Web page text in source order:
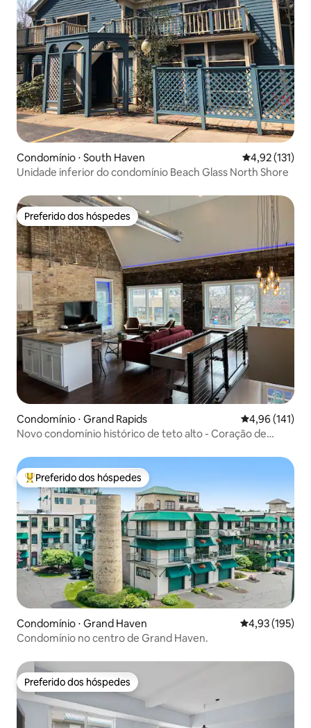
Condomínio ⋅ South Haven 4,92 de uma
4,92 (131)
Unidade inferior do condomínio Beach Glass North Shore
Preferido dos hóspedes
Preferido dos hóspedes
Condomínio ⋅ Grand Rapids 4,96 de uma
4,96 (141)
Novo condomínio histórico de teto alto - Coração de
Entre os melhores preferidos dos hóspedes
Preferido dos hóspedes
Condomínio ⋅ Grand Haven 4,93 de uma
4,93 (195)
Condomínio no centro de Grand Haven.
Preferido dos hóspedes
Preferido dos hóspedes